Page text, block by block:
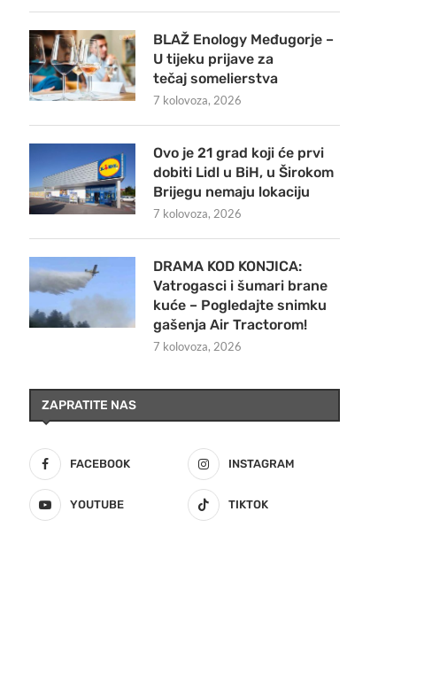
BLAŽ Enology Međugorje –
U tijeku prijave za
tečaj somelierstva
7 kolovoza, 2026
Ovo je 21 grad koji će prvi
dobiti Lidl u BiH, u Širokom
Brijegu nemaju lokaciju
7 kolovoza, 2026
DRAMA KOD KONJICA:
Vatrogasci i šumari brane
kuće – Pogledajte snimku
gašenja Air Tractorom!
7 kolovoza, 2026
ZAPRATITE NAS
FACEBOOK INSTAGRAM
YOUTUBE TIKTOK